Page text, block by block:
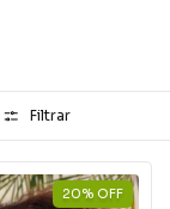
Filtrar
20% OFF